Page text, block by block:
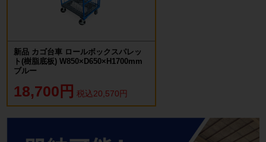
新品 カゴ台車 ロールボックスパレッ
ト(樹脂底板) W850×D650×H1700mm
ブルー
18,700円 税込20,570円